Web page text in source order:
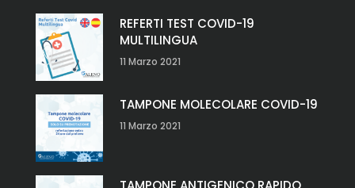
REFERTI TEST COVID-19
MULTILINGUA
11 Marzo 2021
TAMPONE MOLECOLARE COVID-19
11 Marzo 2021